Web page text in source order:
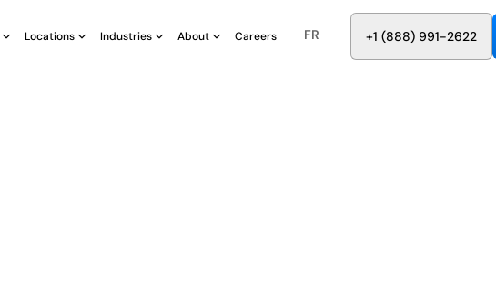
Locations Industries About Careers FR +1 (888) 991-2622